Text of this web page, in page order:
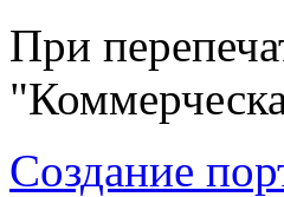
При
Создание